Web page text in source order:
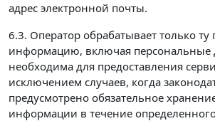
адрес электронной почты.
6.3. Оператор обрабатывает только
информацию, включая персональные
необходима для предоставления
исключением случаев, когда
предусмотрено обязательное
информации в течение